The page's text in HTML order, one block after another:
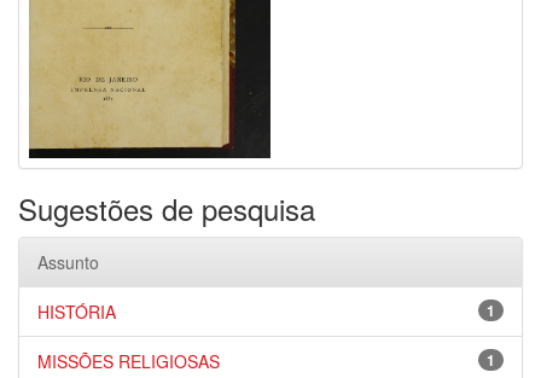
Sugestões de pesquisa
Assunto
1
HISTÓRIA
1
MISSÕES RELIGIOSAS